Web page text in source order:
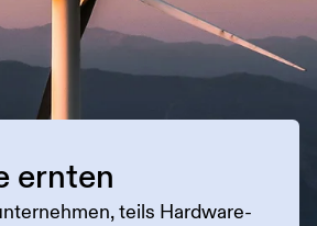
ernten
teils Hardware-